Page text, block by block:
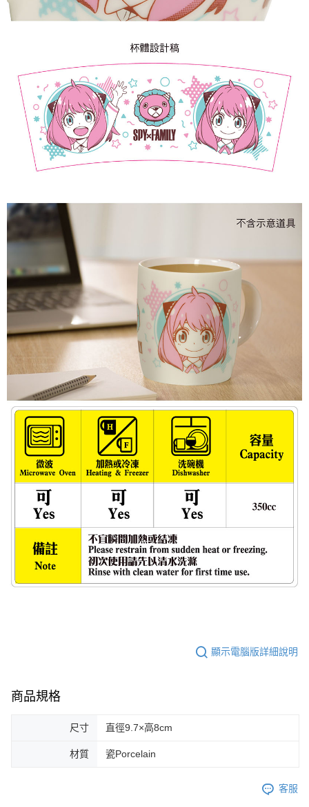
顯示電腦版詳細說明
商品規格
尺寸 直徑9.7×高8cm
材質 瓷Porcelain
客服